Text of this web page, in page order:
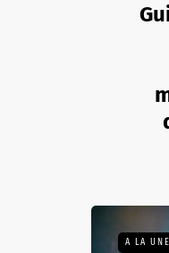
A LA UNE